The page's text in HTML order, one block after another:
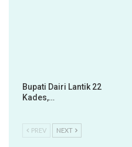
Bupati Dairi Lantik 22
Kades,…
PREV NEXT